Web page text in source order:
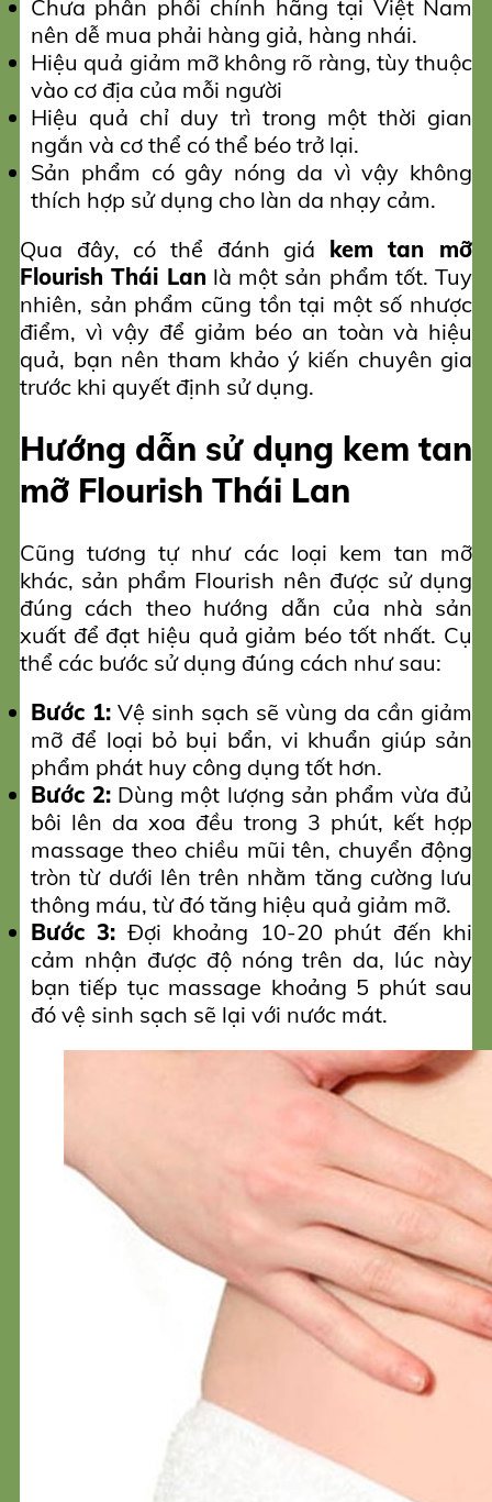
Chưa phân phối chính hãng tại Việt Nam
nên dễ mua phải hàng giả, hàng nhái.
Hiệu quả giảm mỡ không rõ ràng, tùy thuộc
vào cơ địa của mỗi người
Hiệu quả chỉ duy trì trong một thời gian
ngắn và cơ thể có thể béo trở lại.
Sản phẩm có gây nóng da vì vậy không
thích hợp sử dụng cho làn da nhạy cảm.
Qua đây, có thể đánh giá kem tan mỡ
Flourish Thái Lan là một sản phẩm tốt. Tuy
nhiên, sản phẩm cũng tồn tại một số nhược
điểm, vì vậy để giảm béo an toàn và hiệu
quả, bạn nên tham khảo ý kiến chuyên gia
trước khi quyết định sử dụng.
Hướng dẫn sử dụng kem tan
mỡ Flourish Thái Lan
Cũng tương tự như các loại kem tan mỡ
khác, sản phẩm Flourish nên được sử dụng
đúng cách theo hướng dẫn của nhà sản
xuất để đạt hiệu quả giảm béo tốt nhất. Cụ
thể các bước sử dụng đúng cách như sau:
Bước 1: Vệ sinh sạch sẽ vùng da cần giảm
mỡ để loại bỏ bụi bẩn, vi khuẩn giúp sản
phẩm phát huy công dụng tốt hơn.
Bước 2: Dùng một lượng sản phẩm vừa đủ
bôi lên da xoa đều trong 3 phút, kết hợp
massage theo chiều mũi tên, chuyển động
tròn từ dưới lên trên nhằm tăng cường lưu
thông máu, từ đó tăng hiệu quả giảm mỡ.
Bước 3: Đợi khoảng 10-20 phút đến khi
cảm nhận được độ nóng trên da, lúc này
bạn tiếp tục massage khoảng 5 phút sau
đó vệ sinh sạch sẽ lại với nước mát.